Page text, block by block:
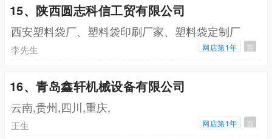
15、陕西圆志科信工贸有限公司
西安塑料袋厂、塑料袋印刷厂家、塑料袋定制厂
李先生 网店第1年 百
16、青岛鑫轩机械设备有限公司
云南,贵州,四川,重庆,
王生 网店第1年 百